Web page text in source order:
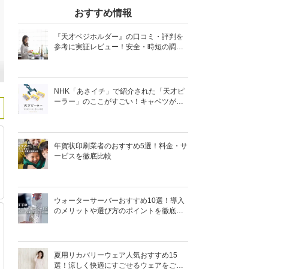
おすすめ情報
『天才ベジホルダー』の口コミ・評判を
参考に実証レビュー！安全・時短の調理
NHK「あさイチ」で紹介された「天才ピ
ーラー」のここがすごい！キャベツがほ
年賀状印刷業者のおすすめ5選！料金・サ
ービスを徹底比較
ウォーターサーバーおすすめ10選！導入
のメリットや選び方のポイントを徹底解
夏用リカバリーウェア人気おすすめ15
選！涼しく快適にすごせるウェアをご紹